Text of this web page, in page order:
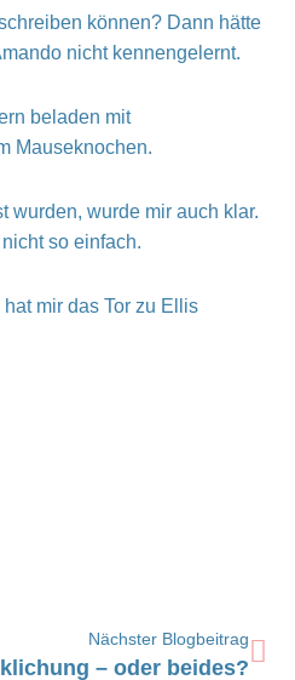
können? Dann hätte
nicht kennengelernt.
beladen mit
Mauseknochen.
wurden, wurde mir auch klar.
so einfach.
mir das Tor zu Ellis
Nächster Blogbeitrag
– oder beides?